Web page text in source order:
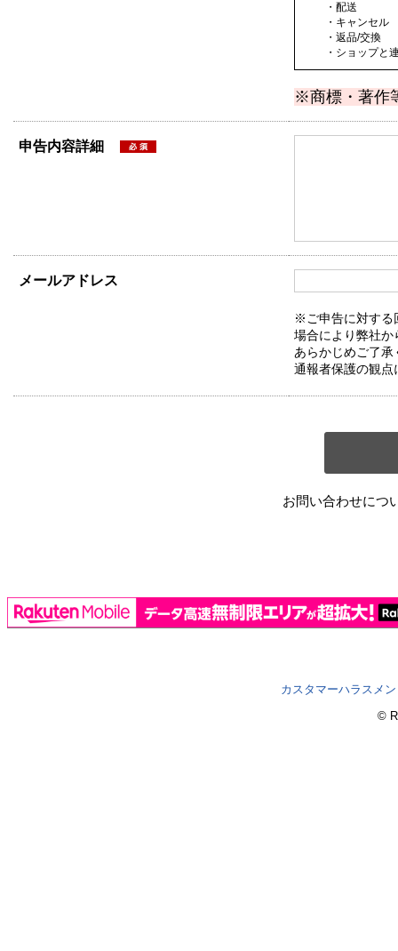
・配送
・キャンセル
・返品/交換
・ショップと連
※商標・著作
申告内容詳細
メールアドレス
※ご申告に対する
場合により弊社か
あらかじめご了承
通報者保護の観点
お問い合わせにつ
カスタマーハラスメ
©